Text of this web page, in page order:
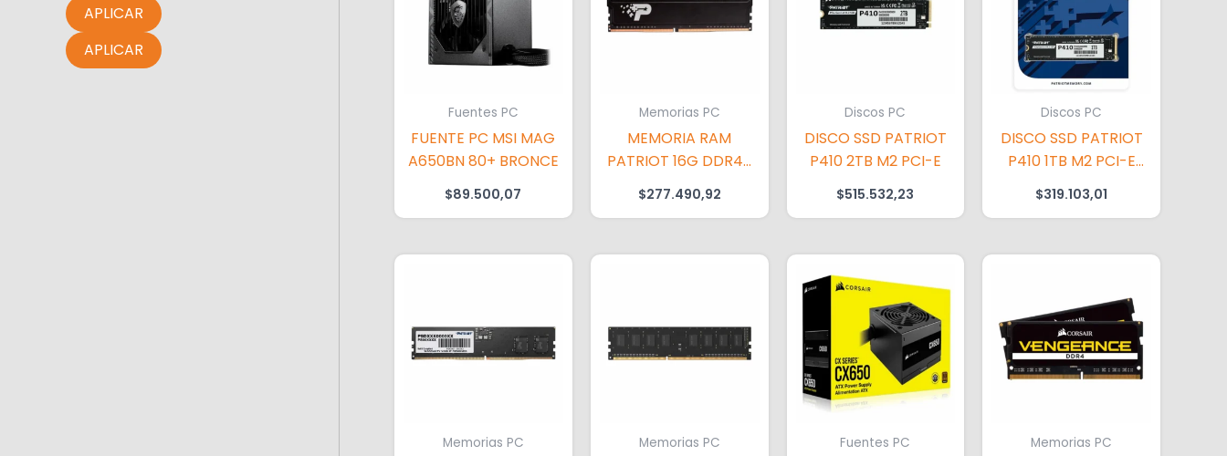
APLICAR
APLICAR
Fuentes PC
FUENTE PC MSI MAG
A650BN 80+ BRONCE
$89.500,07
Memorias PC
MEMORIA RAM
PATRIOT 16G DDR4-
3200 PC
$277.490,92
Discos PC
DISCO SSD PATRIOT
P410 2TB M2 PCI-E
$515.532,23
Discos PC
DISCO SSD PATRIOT
P410 1TB M2 PCI-E
GEN4
$319.103,01
Memorias PC Memorias PC Fuentes PC Memorias PC